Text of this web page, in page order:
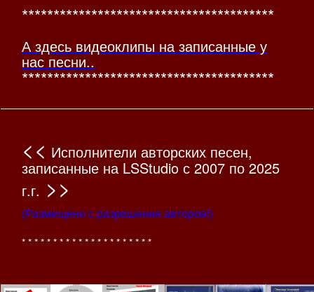
****************************************
А здесь видеоклипы на записанные у
нас песни..
****************************************
<< Исполнители авторских песен,
записанные на LSStudio с 2007 по 2025
г.г. >>
(Размещено с разрешения авторов!)
* * * * * * * * * * * * * * * * * * * * *